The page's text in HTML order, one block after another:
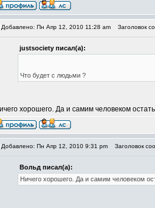
Добавлено: Пн Апр 12, 2010 11:28 am Заголовок
justsociety писал(а):
Что будет с людьми ?
хорошего. Да и самим человеком
Добавлено: Пн Апр 12, 2010 9:31 pm Заголовок
Вольд писал(а):
Ничего хорошего. Да и самим человеком